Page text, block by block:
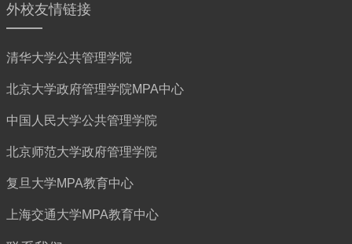
外校友情链接
清华大学公共管理学院
北京大学政府管理学院MPA中心
中国人民大学公共管理学院
北京师范大学政府管理学院
复旦大学MPA教育中心
上海交通大学MPA教育中心